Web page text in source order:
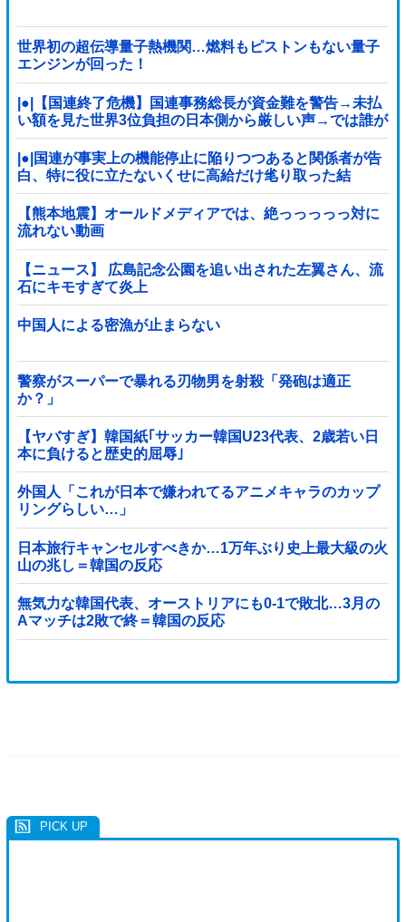
世界初の超伝導量子熱機関…燃料もピストンもない量子
エンジンが回った！
|●|【国連終了危機】国連事務総長が資金難を警告→未払
い額を見た世界3位負担の日本側から厳しい声→では誰が
払っていないのか言え
|●|国連が事実上の機能停止に陥りつつあると関係者が告
白、特に役に立たないくせに高給だけ毟り取った結
果……
【熊本地震】オールドメディアでは、絶っっっっっ対に
流れない動画
【ニュース】 広島記念公園を追い出された左翼さん、流
石にキモすぎて炎上
中国人による密漁が止まらない
警察がスーパーで暴れる刃物男を射殺「発砲は適正
か？」
【ヤバすぎ】韓国紙｢サッカー韓国U23代表、2歳若い日
本に負けると歴史的屈辱｣
外国人「これが日本で嫌われてるアニメキャラのカップ
リングらしい…」
日本旅行キャンセルすべきか…1万年ぶり史上最大級の火
山の兆し＝韓国の反応
無気力な韓国代表、オーストリアにも0-1で敗北…3月の
Aマッチは2敗で終＝韓国の反応